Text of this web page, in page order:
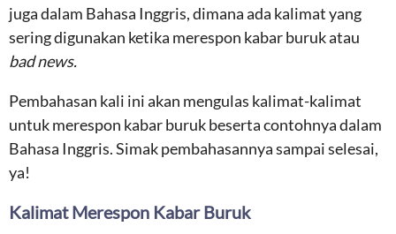
juga dalam Bahasa Inggris, dimana ada kalimat yang
sering digunakan ketika merespon kabar buruk atau
bad news.
Pembahasan kali ini akan mengulas kalimat-kalimat
untuk merespon kabar buruk beserta contohnya dalam
Bahasa Inggris. Simak pembahasannya sampai selesai,
ya!
Kalimat Merespon Kabar Buruk